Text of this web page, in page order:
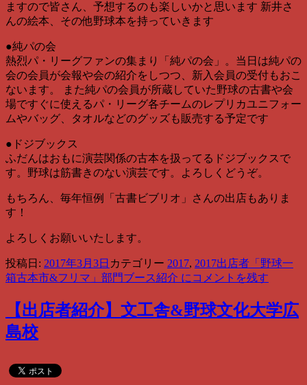
ますので皆さん、予想するのも楽しいかと思います 新井さ
んの絵本、その他野球本を持っていきます
●純パの会
熱烈パ・リーグファンの集まり「純パの会」。当日は純パの
会の会員が会報や会の紹介をしつつ、新入会員の受付もおこ
ないます。 また純パの会員が所蔵していた野球の古書や会
場ですぐに使えるパ・リーグ各チームのレプリカユニフォー
ムやバッグ、タオルなどのグッズも販売する予定です
●ドジブックス
ふだんはおもに演芸関係の古本を扱ってるドジブックスで
す。野球は筋書きのない演芸です。よろしくどうぞ。
もちろん、毎年恒例「古書ビブリオ」さんの出店もありま
す！
よろしくお願いいたします。
投稿日: 2017年3月3日 カテゴリー 2017, 2017出店者 「野球一
箱古本市&フリマ」部門ブース紹介 に コメントを残す
【出店者紹介】文工舎&野球文化大学広
島校